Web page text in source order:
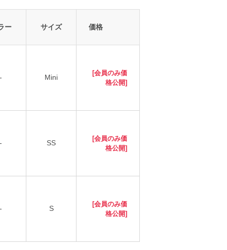
ー サイズ 価格
- Mini
[会員のみ価
格公開]
- SS
[会員のみ価
格公開]
- S
[会員のみ価
格公開]